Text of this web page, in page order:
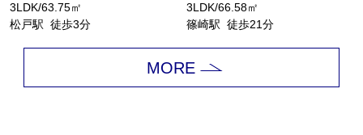
3LDK/63.75㎡
松戸駅 徒歩3分
3LDK/66.58㎡
篠崎駅 徒歩21分
MORE